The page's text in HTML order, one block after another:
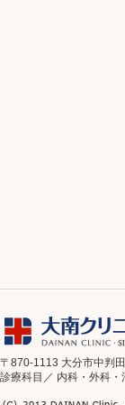
〒870-1113 大分市中判
診療科目／ 内科・外科